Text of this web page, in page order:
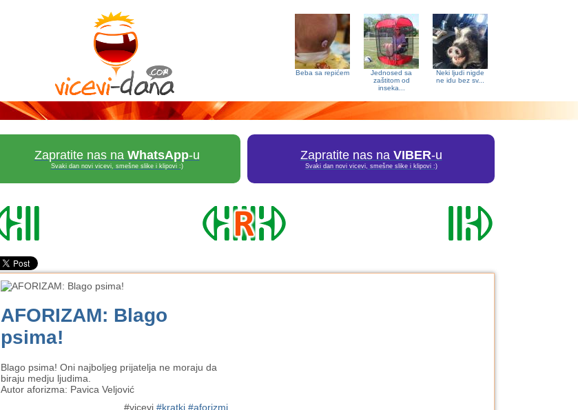
Neki ljudi nigde
ne idu bez sv...
Jednosed sa
zaštitom od
inseka...
Beba sa repićem
Zapratite nas na WhatsApp-u
Svaki dan novi vicevi, smešne slike i klipovi :)
Zapratite nas na VIBER-u
Svaki dan novi vicevi, smešne slike i klipovi :)
AFORIZAM: Blago
psima!
Blago psima! Oni najboljeg prijatelja ne moraju da
biraju medju ljudima.
Autor aforizma: Pavica Veljović
#vicevi #kratki #aforizmi